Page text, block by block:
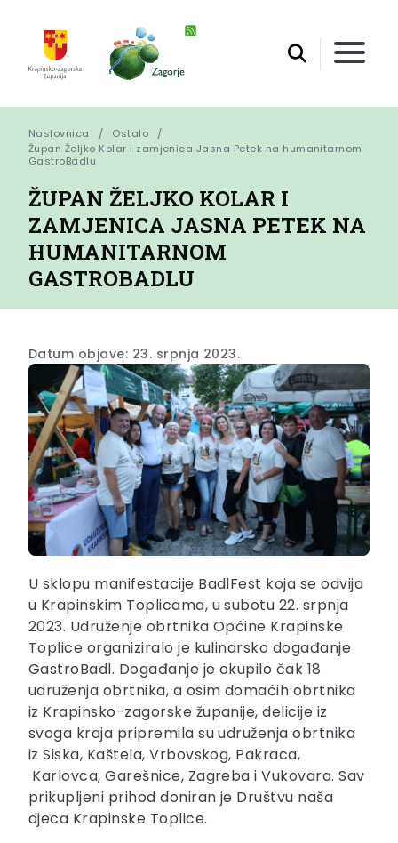
Naslovnica
Ostalo
Župan Željko Kolar i zamjenica Jasna Petek na humanitarnom
GastroBadlu
ŽUPAN ŽELJKO KOLAR I
ZAMJENICA JASNA PETEK NA
HUMANITARNOM
GASTROBADLU
Datum objave: 23. srpnja 2023.
U sklopu manifestacije BadlFest koja se odvija
u Krapinskim Toplicama, u subotu 22. srpnja
2023. Udruženje obrtnika Općine Krapinske
Toplice organiziralo je kulinarsko događanje
GastroBadl. Događanje je okupilo čak 18
udruženja obrtnika, a osim domaćih obrtnika
iz Krapinsko-zagorske županije, delicije iz
svoga kraja pripremila su udruženja obrtnika
iz Siska, Kaštela, Vrbovskog, Pakraca,
Karlovca, Garešnice, Zagreba i Vukovara. Sav
prikupljeni prihod doniran je Društvu naša
djeca Krapinske Toplice.